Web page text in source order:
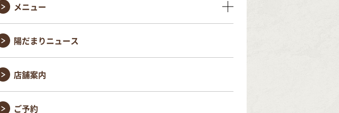
メニュー
陽だまりニュース
店舗案内
ご予約